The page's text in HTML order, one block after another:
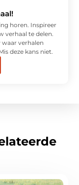
horen. Inspireer
verhaal te delen.
verhalen
deze kans niet.